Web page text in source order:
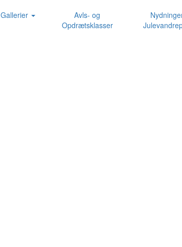
Gallerier
Avls- og
Opdrætsklasser